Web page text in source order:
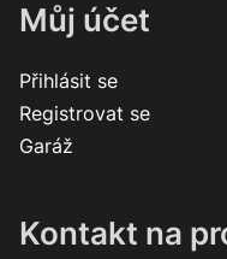
Můj účet
Přihlásit se
Registrovat se
Garáž
Kontakt na